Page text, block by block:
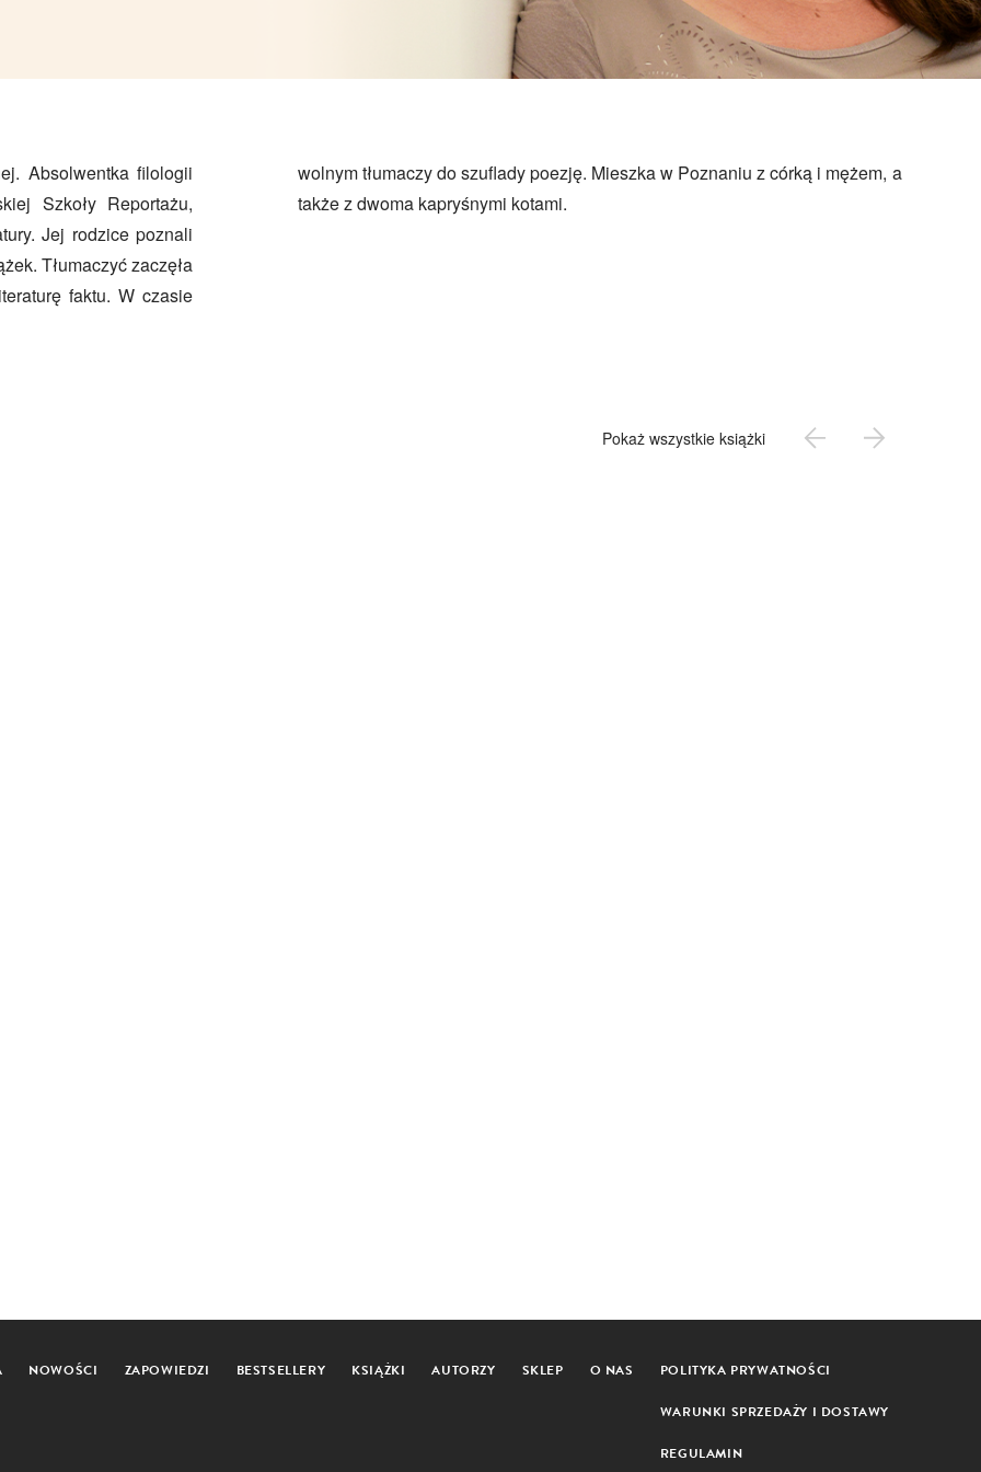
Absolwentka filologii
Szkoły Reportażu,
Jej rodzice poznali
Tłumaczyć zaczęła
faktu. W czasie
Poznaniu z córką i mężem, a
także z dwoma kapryśnymi kotami.
Pokaż wszystkie książki
NOWOŚCI ZAPOWIEDZI BESTSELLERY KSIĄŻKI AUTORZY SKLEP O NAS POLITYKA PRYWATNOŚCI
WARUNKI SPRZEDAŻY I DOSTAWY
REGULAMIN